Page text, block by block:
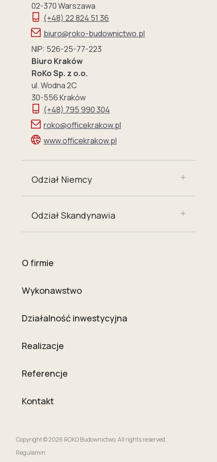
02-370 Warszawa
(+48) 22 824 51 36
biuro@roko-budownictwo.pl
NIP: 526-25-77-223
Biuro Kraków
RoKo Sp. z o.o.
ul. Wodna 2C
30-556 Kraków
(+48) 795 990 304
roko@officekrakow.pl
www.officekrakow.pl
Odział Niemcy
Odział Skandynawia
O firmie
Wykonawstwo
Działalność inwestycyjna
Realizacje
Referencje
Kontakt
Copyright © 2026 ROKO Budownictwo. All rights reserved.
Regulamin